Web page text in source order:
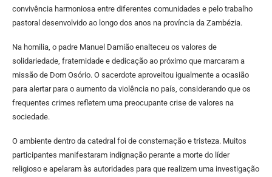
convivência harmoniosa entre diferentes comunidades e pelo trabalho
pastoral desenvolvido ao longo dos anos na província da Zambézia.
Na homilia, o padre Manuel Damião enalteceu os valores de
solidariedade, fraternidade e dedicação ao próximo que marcaram a
missão de Dom Osório. O sacerdote aproveitou igualmente a ocasião
para alertar para o aumento da violência no país, considerando que os
frequentes crimes refletem uma preocupante crise de valores na
sociedade.
O ambiente dentro da catedral foi de consternação e tristeza. Muitos
participantes manifestaram indignação perante a morte do líder
religioso e apelaram às autoridades para que realizem uma investigação